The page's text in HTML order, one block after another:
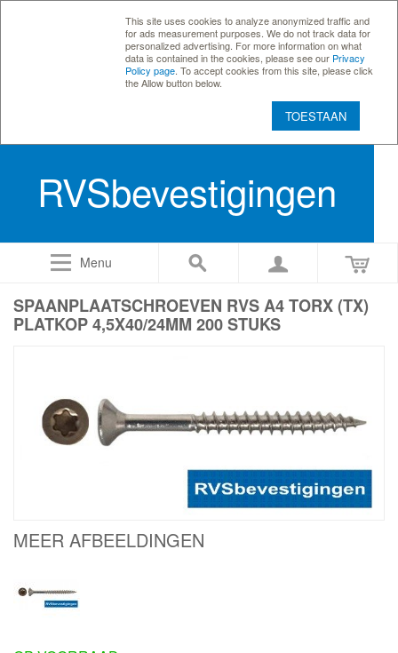
This site uses cookies to analyze anonymized traffic and
for ads measurement purposes. We do not track data for
personalized advertising. For more information on what
data is contained in the cookies, please see our Privacy
Policy page . To accept cookies from this site, please click
the Allow button below.
TOESTAAN
RVSbevestigingen
Menu
SPAANPLAATSCHROEVEN RVS A4 TORX (TX)
PLATKOP 4,5X40/24MM 200 STUKS
MEER AFBEELDINGEN